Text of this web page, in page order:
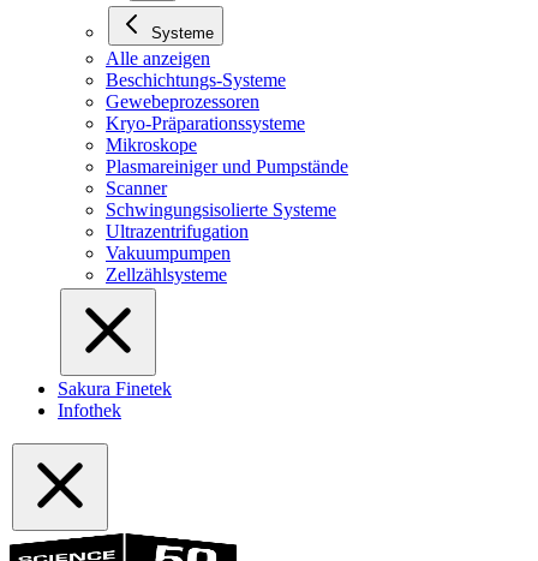
Systeme
Alle anzeigen
Beschichtungs-Systeme
Gewebeprozessoren
Kryo-Präparationssysteme
Mikroskope
Plasmareiniger und Pumpstände
Scanner
Schwingungsisolierte Systeme
Ultrazentrifugation
Vakuumpumpen
Zellzählsysteme
Sakura Finetek
Infothek